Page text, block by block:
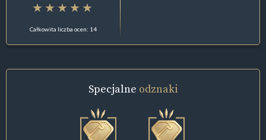
Całkowita liczba ocen: 14
Specjalne odznaki